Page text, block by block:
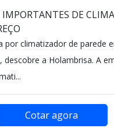
IMPORTANTES DE
por climatizador de parede
descobre a Holambrisa. A
Cotar agora